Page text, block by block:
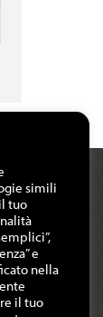
simili
tuo
e
nella
il tuo